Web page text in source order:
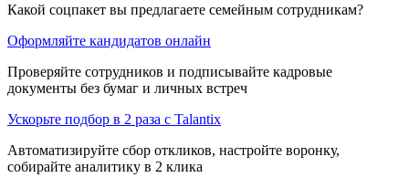
Какой соцпакет вы предлагаете семейным сотрудникам?
Оформляйте кандидатов онлайн
Проверяйте сотрудников и подписывайте кадровые
документы без бумаг и личных встреч
Ускорьте подбор в 2 раза с Talantix
Автоматизируйте сбор откликов, настройте воронку,
собирайте аналитику в 2 клика